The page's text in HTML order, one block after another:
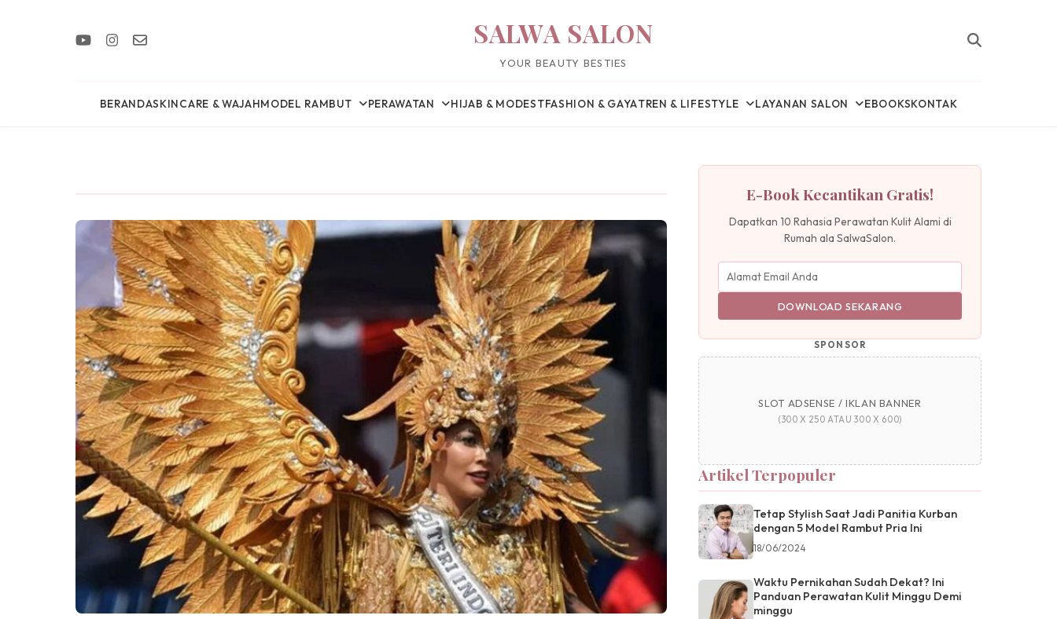
SALWA SALON
YOUR BEAUTY BESTIES
BERANDASKINCARE & WAJAHMODEL RAMBUT PERAWATAN HIJAB & MODESTFASHION & GAYATREN & LIFESTYLE LAYANAN SALON EBOOKSKONTAK
E-Book Kecantikan Gratis!
Dapatkan 10 Rahasia Perawatan Kulit Alami di
Rumah ala SalwaSalon.
DOWNLOAD SEKARANG
SPONSOR
SLOT ADSENSE / IKLAN BANNER
(300 X 250 ATAU 300 X 600)
Artikel Terpopuler
Tetap Stylish Saat Jadi Panitia Kurban
dengan 5 Model Rambut Pria Ini
18/06/2024
Waktu Pernikahan Sudah Dekat? Ini
Panduan Perawatan Kulit Minggu Demi
minggu